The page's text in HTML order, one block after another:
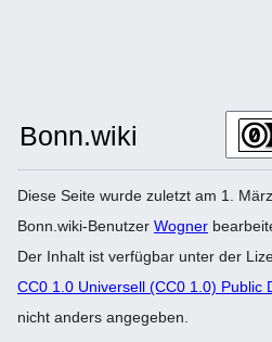
Diese Seite wurde zuletzt am 1.
Bonn.wiki-Benutzer Wogner
Der Inhalt ist verfügbar unter der
CC0 1.0 Universell (CC0 1.0) Public
nicht anders angegeben.